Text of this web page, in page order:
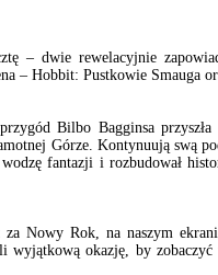
– dwie rewelacyjnie
– Hobbit: Pustkowie Smauga
Bilbo Bagginsa
Górze. Kontynuują swą
fantazji i rozbudował
Nowy Rok, na naszym
okazję, by